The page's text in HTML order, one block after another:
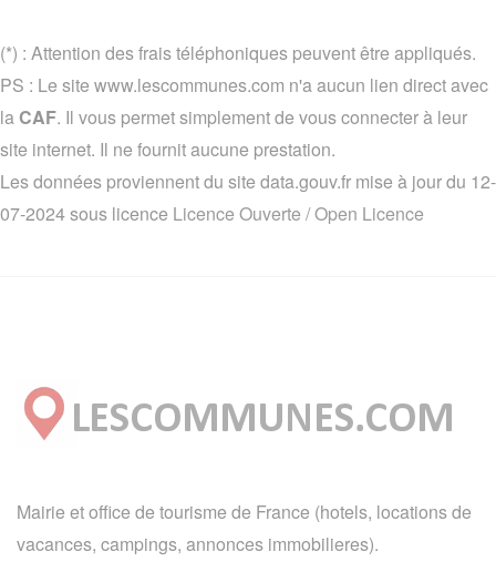
(*) : Attention des frais téléphoniques peuvent être appliqués.
PS : Le site www.lescommunes.com n'a aucun lien direct avec
laCAF. Il vous permet simplement de vous connecter à leur
site internet. Il ne fournit aucune prestation.
Les données proviennent du site data.gouv.fr mise à jour du 12-
07-2024 sous licence Licence Ouverte / Open Licence
Mairie et office de tourisme de France (hotels, locations de
vacances, campings, annonces immobilieres).